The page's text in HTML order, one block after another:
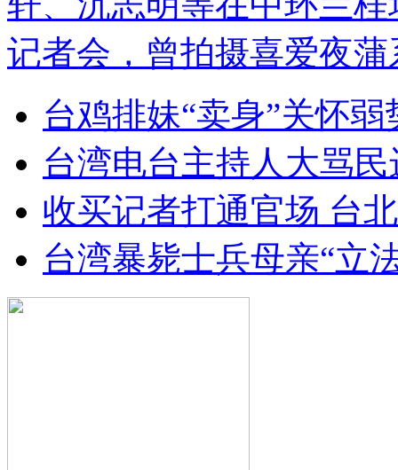
记者会，曾拍摄喜爱夜
台鸡排妹“卖身”关怀
台湾电台主持人大骂
收买记者打通官场 台
台湾暴毙士兵母亲“立